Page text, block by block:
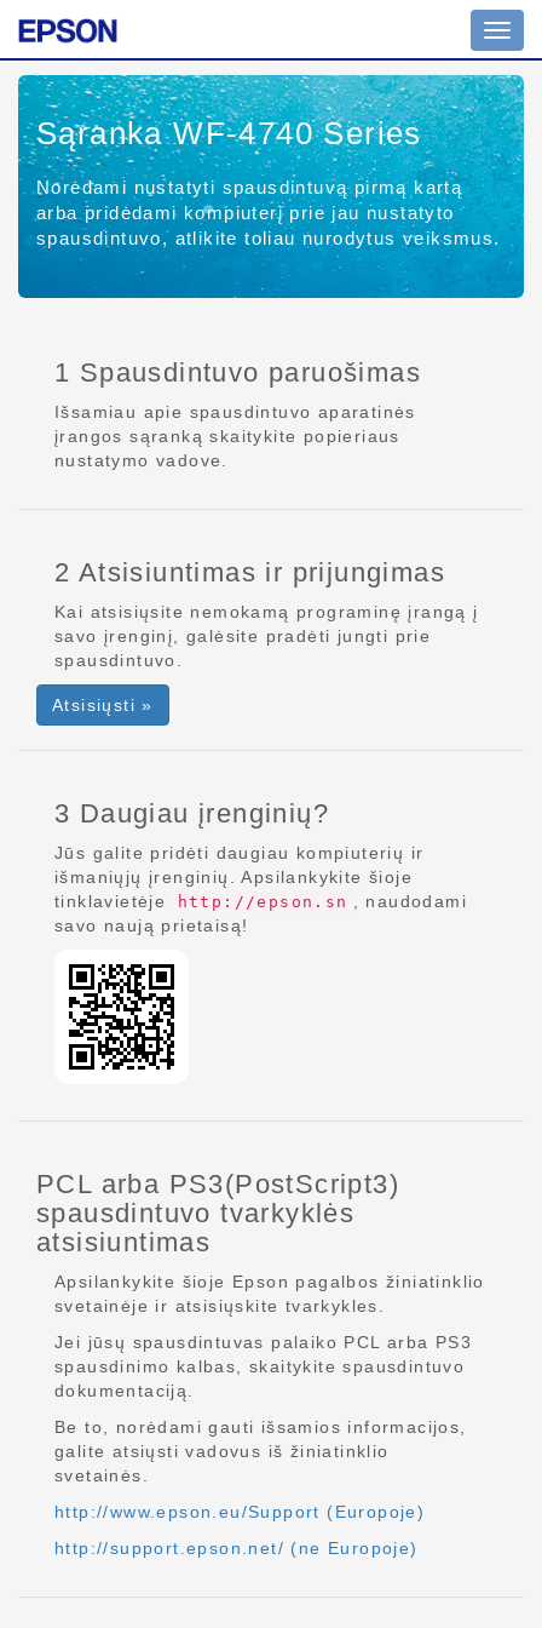
Sąranka WF-4740 Series
Norėdami nustatyti spausdintuvą pirmą kartą
arba pridėdami kompiuterį prie jau nustatyto
spausdintuvo, atlikite toliau nurodytus veiksmus.
1 Spausdintuvo paruošimas
Išsamiau apie spausdintuvo aparatinės
įrangos sąranką skaitykite popieriaus
nustatymo vadove.
2 Atsisiuntimas ir prijungimas
Kai atsisiųsite nemokamą programinę įrangą į
savo įrenginį, galėsite pradėti jungti prie
spausdintuvo.
Atsisiųsti »
3 Daugiau įrenginių?
Jūs galite pridėti daugiau kompiuterių ir
išmaniųjų įrenginių. Apsilankykite šioje
tinklavietėje
http://epson.sn
, naudodami
savo naują prietaisą!
PCL arba PS3(PostScript3)
spausdintuvo tvarkyklės
atsisiuntimas
Apsilankykite šioje Epson pagalbos žiniatinklio
svetainėje ir atsisiųskite tvarkykles.
Jei jūsų spausdintuvas palaiko PCL arba PS3
spausdinimo kalbas, skaitykite spausdintuvo
dokumentaciją.
Be to, norėdami gauti išsamios informacijos,
galite atsiųsti vadovus iš žiniatinklio
svetainės.
http://www.epson.eu/Support (Europoje)
http://support.epson.net/ (ne Europoje)